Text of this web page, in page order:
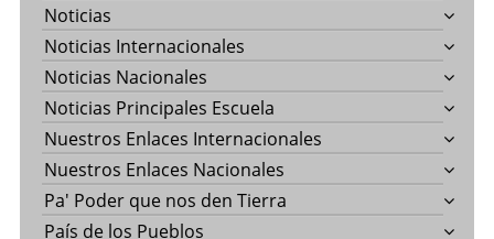
Noticias
Noticias Internacionales
Noticias Nacionales
Noticias Principales Escuela
Nuestros Enlaces Internacionales
Nuestros Enlaces Nacionales
Pa' Poder que nos den Tierra
País de los Pueblos